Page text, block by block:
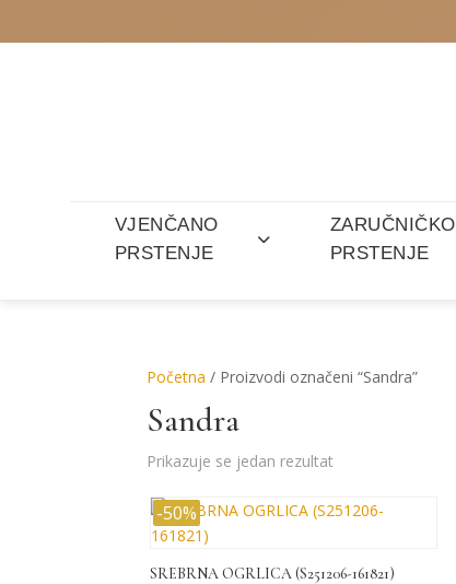
VJENČANO
PRSTENJE
ZARUČNIČKO
PRSTENJE
Početna / Proizvodi označeni “Sandra”
Sandra
Prikazuje se jedan rezultat
-50%
SREBRNA OGRLICA (S251206-161821)